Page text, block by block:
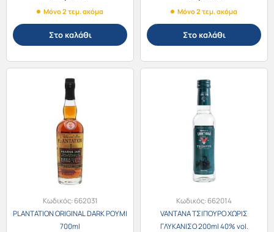
Μόνο 2 τεμ. ακόμα
Στο καλάθι
Μόνο 2 τεμ. ακόμα
Στο καλάθι
Κωδικός:662031
PLANTATION ORIGINAL DARK ΡΟΥΜΙ
700ml
Κωδικός:662014
VANTANA ΤΣΙΠΟΥΡΟ ΧΩΡΙΣ
ΓΛΥΚΑΝΙΣΟ 200ml 40% vol.